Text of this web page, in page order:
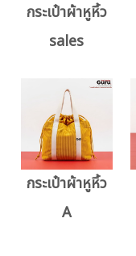
กระเป๋าผ้าหูหิ้ว
sales
กระเป๋าผ้าหูหิ้ว
A